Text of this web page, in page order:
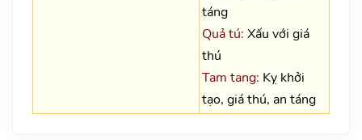
táng
Quả tú: Xấu với giá
thú
Tam tang: Kỵ khởi
tạo, giá thú, an táng